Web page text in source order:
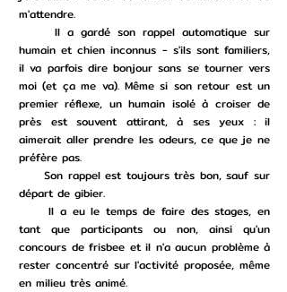
m'attendre.
Il a gardé son rappel automatique sur
humain et chien inconnus - s'ils sont familiers,
il va parfois dire bonjour sans se tourner vers
moi (et ça me va). Même si son retour est un
premier réflexe, un humain isolé à croiser de
près est souvent attirant, à ses yeux : il
aimerait aller prendre les odeurs, ce que je ne
préfère pas.
Son rappel est toujours très bon, sauf sur
départ de gibier.
Il a eu le temps de faire des stages, en
tant que participants ou non, ainsi qu'un
concours de frisbee et il n'a aucun problème à
rester concentré sur l'activité proposée, même
en milieu très animé.